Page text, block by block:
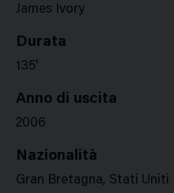
James Ivory
Durata
135'
Anno di uscita
2006
Nazionalità
Gran Bretagna, Stati Uniti